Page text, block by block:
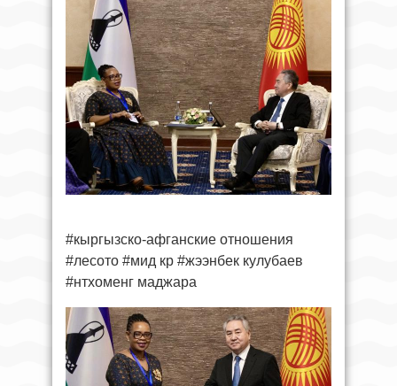
#кыргызско-афганские отношения
#лесото #мид кр #жээнбек кулубаев
#нтхоменг маджара